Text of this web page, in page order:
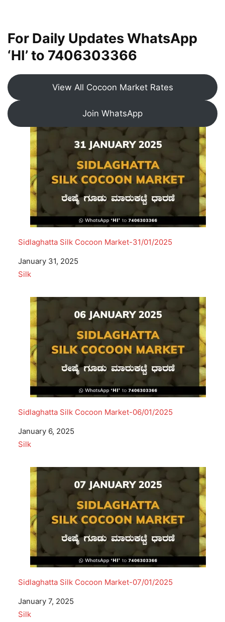
For Daily Updates WhatsApp
‘HI’ to 7406303366
View All Cocoon Market Rates
Join WhatsApp
Sidlaghatta Silk Cocoon Market-31/01/2025
Date
January 31, 2025
In relation to
Silk
Sidlaghatta Silk Cocoon Market-06/01/2025
Date
January 6, 2025
In relation to
Silk
Sidlaghatta Silk Cocoon Market-07/01/2025
Date
January 7, 2025
In relation to
Silk